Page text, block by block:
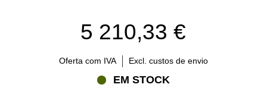
5 210,33 €
Oferta com IVA Excl. custos de envio
EM STOCK